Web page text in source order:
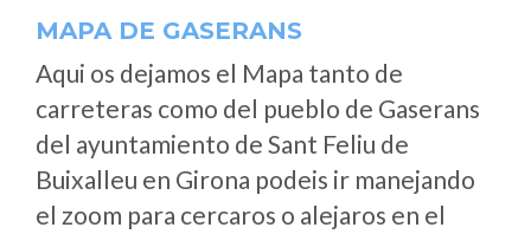
MAPA DE GASERANS
Aqui os dejamos el Mapa tanto de
carreteras como del pueblo de Gaserans
del ayuntamiento de Sant Feliu de
Buixalleu en Girona podeis ir manejando
el zoom para cercaros o alejaros en el